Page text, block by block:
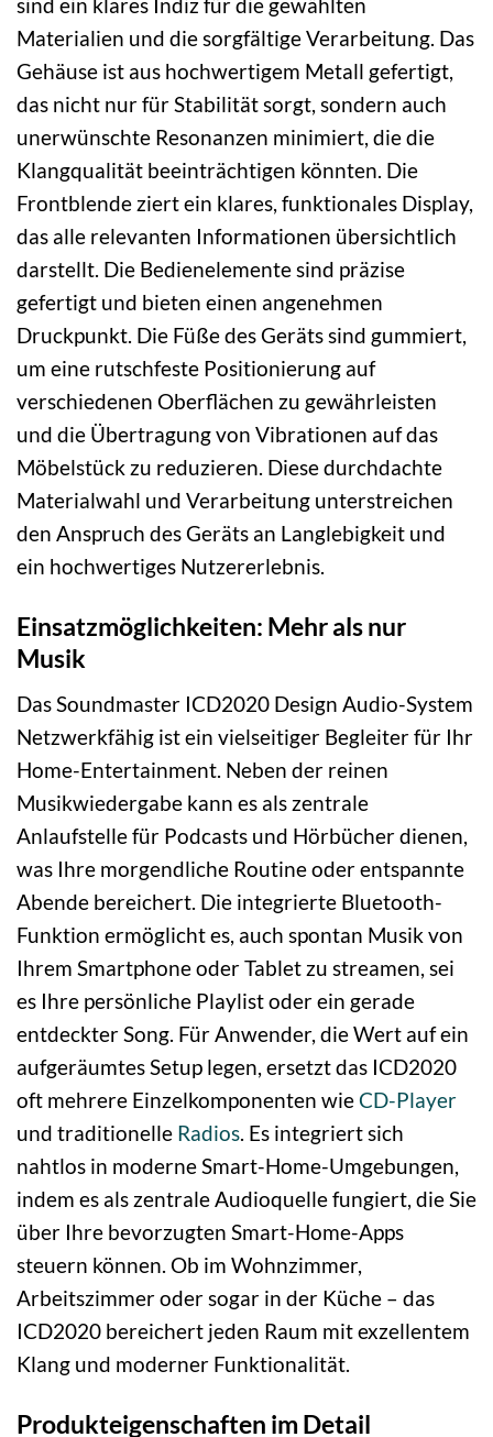
sind ein klares Indiz für die gewählten
Materialien und die sorgfältige Verarbeitung. Das
Gehäuse ist aus hochwertigem Metall gefertigt,
das nicht nur für Stabilität sorgt, sondern auch
unerwünschte Resonanzen minimiert, die die
Klangqualität beeinträchtigen könnten. Die
Frontblende ziert ein klares, funktionales Display,
das alle relevanten Informationen übersichtlich
darstellt. Die Bedienelemente sind präzise
gefertigt und bieten einen angenehmen
Druckpunkt. Die Füße des Geräts sind gummiert,
um eine rutschfeste Positionierung auf
verschiedenen Oberflächen zu gewährleisten
und die Übertragung von Vibrationen auf das
Möbelstück zu reduzieren. Diese durchdachte
Materialwahl und Verarbeitung unterstreichen
den Anspruch des Geräts an Langlebigkeit und
ein hochwertiges Nutzererlebnis.
Einsatzmöglichkeiten: Mehr als nur
Musik
Das Soundmaster ICD2020 Design Audio-System
Netzwerkfähig ist ein vielseitiger Begleiter für Ihr
Home-Entertainment. Neben der reinen
Musikwiedergabe kann es als zentrale
Anlaufstelle für Podcasts und Hörbücher dienen,
was Ihre morgendliche Routine oder entspannte
Abende bereichert. Die integrierte Bluetooth-
Funktion ermöglicht es, auch spontan Musik von
Ihrem Smartphone oder Tablet zu streamen, sei
es Ihre persönliche Playlist oder ein gerade
entdeckter Song. Für Anwender, die Wert auf ein
aufgeräumtes Setup legen, ersetzt das ICD2020
oft mehrere Einzelkomponenten wieCD-Player
und traditionelle Radios. Es integriert sich
nahtlos in moderne Smart-Home-Umgebungen,
indem es als zentrale Audioquelle fungiert, die Sie
über Ihre bevorzugten Smart-Home-Apps
steuern können. Ob im Wohnzimmer,
Arbeitszimmer oder sogar in der Küche – das
ICD2020 bereichert jeden Raum mit exzellentem
Klang und moderner Funktionalität.
Produkteigenschaften im Detail